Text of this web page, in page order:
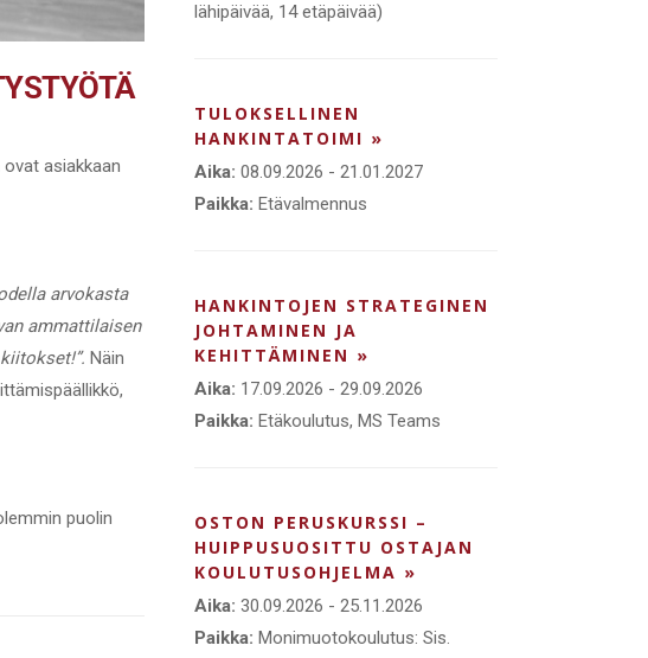
asiakkaan
arvokasta
ammattilaisen
Näin
puolin
lähipäivää, 14 etäpäivää)
TULOKSELLINEN
HANKINTATOIMI »
Aika: 08.09.2026 - 21.01.2027
Paikka: Etävalmennus
HANKINTOJEN STRATEGINEN
JOHTAMINEN JA
KEHITTÄMINEN »
Aika: 17.09.2026 - 29.09.2026
Paikka: Etäkoulutus, MS Teams
OSTON PERUSKURSSI –
HUIPPUSUOSITTU OSTAJAN
KOULUTUSOHJELMA »
Aika: 30.09.2026 - 25.11.2026
Paikka: Monimuotokoulutus: Sis.